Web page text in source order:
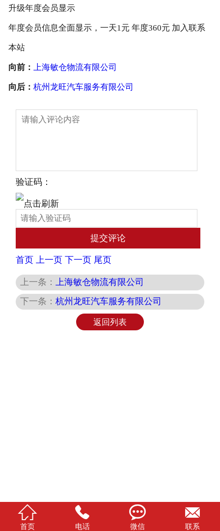
升级年度会员显示
年度会员信息全面显示，一天1元 年度360元 加入联系
本站
向前： 上海敏仓物流有限公司
向后： 杭州龙旺汽车服务有限公司
验证码：
首页 上一页 下一页 尾页
上一条：
上海敏仓物流有限公司
下一条： 杭州龙旺汽车服务有限公司
返回列表

首页

电话

微信

联系